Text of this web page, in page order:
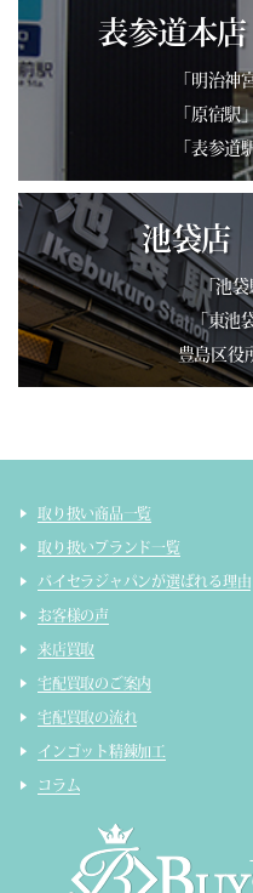
表参道本
「明治神
「原宿駅
「表参道
池袋店
「池
「東池
豊島区役
取り扱い商品一覧
取り扱いブランド一覧
バイセラジャパンが選ばれる理由
お客様の声
来店買取
宅配買取のご案内
宅配買取の流れ
インゴット精錬加工
コラム